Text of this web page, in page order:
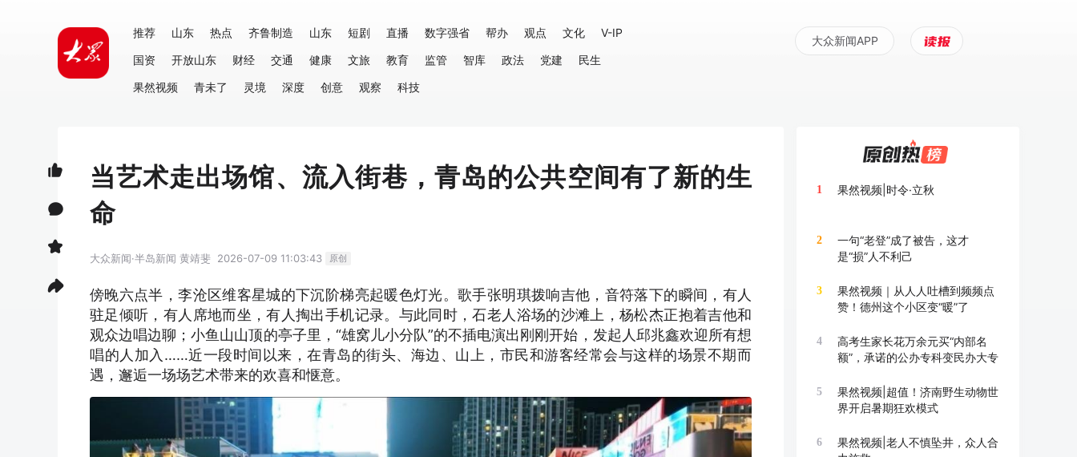
推荐 山东 热点 齐鲁制造 山东 短剧 直播 数字强省 帮办 观点 文化
V-IP
国资
开放山东 财经 交通 健康 文旅 教育 监管 智库 政法 党建
民生
果然视频
青未了 灵境 深度 创意 观察 科技
大众新闻APP
当艺术走出场馆、流入街巷，青岛的公共空间有了新的生
命
大众新闻·半岛新闻 黄靖斐 2026-07-09 11:03:43 原创
傍晚六点半，李沧区维客星城的下沉阶梯亮起暖色灯光。歌手张明琪拨响吉他，音符落下的瞬间，有人
驻足倾听，有人席地而坐，有人掏出手机记录。与此同时，石老人浴场的沙滩上，杨松杰正抱着吉他和
观众边唱边聊；小鱼山山顶的亭子里，“雄窝儿小分队”的不插电演出刚刚开始，发起人邱兆鑫欢迎所有想
唱的人加入……近一段时间以来，在青岛的街头、海边、山上，市民和游客经常会与这样的场景不期而
遇，邂逅一场场艺术带来的欢喜和惬意。
1 果然视频|时令·立秋
2
一句“老登”成了被告，这才
是“损”人不利己
3
果然视频｜从人人吐槽到频频点
赞！德州这个小区变“暖”了
4
高考生家长花万余元买“内部名
额”，承诺的公办专科变民办大专
5
果然视频|超值！济南野生动物世
界开启暑期狂欢模式
6
果然视频|老人不慎坠井，众人合